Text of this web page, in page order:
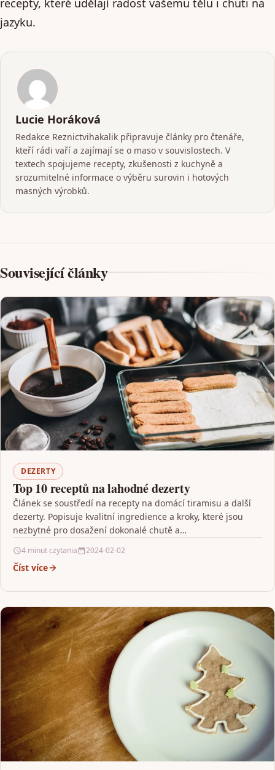
jazyku.
Lucie Horáková
Redakce Reznictvihakalik připravuje články pro čtenáře,
kteří rádi vaří a zajímají se o maso v souvislostech. V
textech spojujeme recepty, zkušenosti z kuchyně a
srozumitelné informace o výběru surovin i hotových
masných výrobků.
Související články
DEZERTY
Top 10 receptů na lahodné dezerty
Článek se soustředí na recepty na domácí tiramisu a další
dezerty. Popisuje kvalitní ingredience a kroky, které jsou
nezbytné pro dosažení dokonalé chutě a…
4 minut czytania 2024-02-02
Číst více